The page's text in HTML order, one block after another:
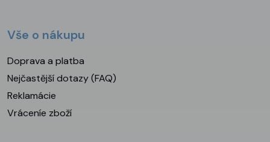
Vše o nákupu
Doprava a platba
Nejčastější dotazy (FAQ)
Reklamácie
Vráceníe zboží